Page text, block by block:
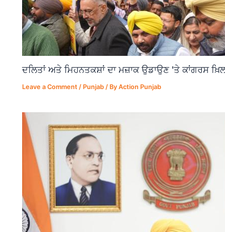
ਦਲਿਤਾਂ ਅਤੇ ਮਿਹਨਤਕਸ਼ਾਂ ਦਾ ਮਜ਼ਾਕ ਉਡਾਉਣ 'ਤੇ ਕਾਂਗਰਸ
Leave a Comment / Punjab / ByAction Punjab